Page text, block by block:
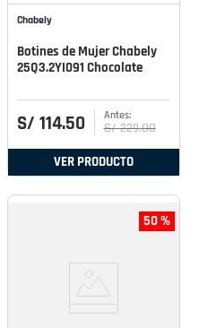
Chabely
Botines de Mujer Chabely
25Q3.2YI091 Chocolate
S/ 114.50 S/ 229.00
VER PRODUCTO
50 %